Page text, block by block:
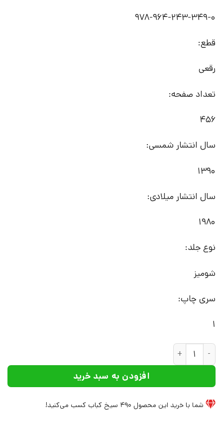
978-964-243-349-0
قطع:
رقعی
تعداد صفحه:
456
سال انتشار شمسی:
1390
سال انتشار میلادی:
1980
نوع جلد:
شومیز
سری چاپ:
1
کتاب مرگ مورگان | انتشارات افراز عدد
افزودن به سبد خرید
شما با خرید این محصول 490 سیخ کباب کسب می‌کنید!